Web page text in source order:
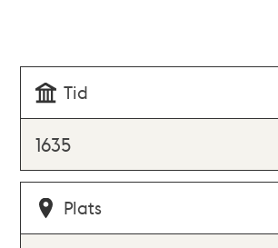
Tid
1635
Plats